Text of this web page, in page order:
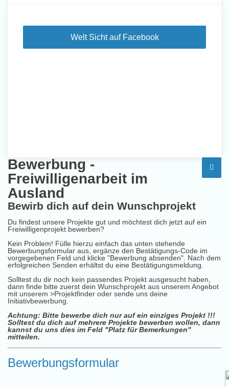
Welt Sicht auf Facebook
Bewerbung -
Freiwilligenarbeit im
Ausland
Bewirb dich auf dein Wunschprojekt
Du findest unsere Projekte gut und möchtest dich jetzt auf ein
Freiwilligenprojekt bewerben?
Kein Problem! Fülle hierzu einfach das unten stehende
Bewerbungsformular aus, ergänze den Bestätigungs-Code im
vorgegebenen Feld und klicke "Bewerbung absenden". Nach dem
erfolgreichen Senden erhältst du eine Bestätigungsmeldung.
Solltest du dir noch kein passendes Projekt ausgesucht haben,
dann finde bitte zuerst dein Wunschprojekt aus unserem Angebot
mit unserem >Projektfinder oder sende uns deine
Initiativbewerbung
Achtung: Bitte bewerbe dich nur auf ein einziges Projekt !!!
Solltest du dich auf mehrere Projekte bewerben wollen, dann
kannst du uns dies im Feld "Platz für Bemerkungen"
mitteilen.
Bewerbungsformular